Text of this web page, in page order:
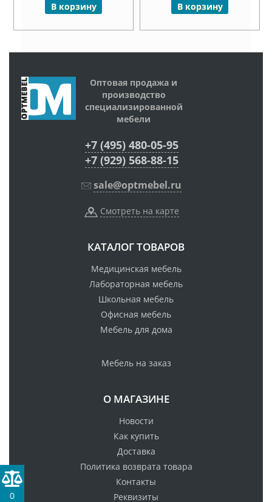
В корзину В корзину
Оптовая продажа и
производство
специализированной
мебели
+7 (495) 480-05-95
+7 (929) 568-88-15
sale@optmebel.ru
Смотреть на карте
КАТАЛОГ ТОВАРОВ
Медицинская мебель
Лабораторная мебель
Школьная мебель
Офисная мебель
Мебель для дома
Мебель на заказ
О МАГАЗИНЕ
Новости
Как купить
Доставка
Политика возврата товара
Контакты
Реквизиты
0